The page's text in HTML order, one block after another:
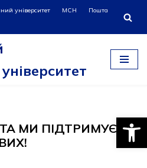
університет МСН
Пошта
МИ ПІДТРИМУЄМО